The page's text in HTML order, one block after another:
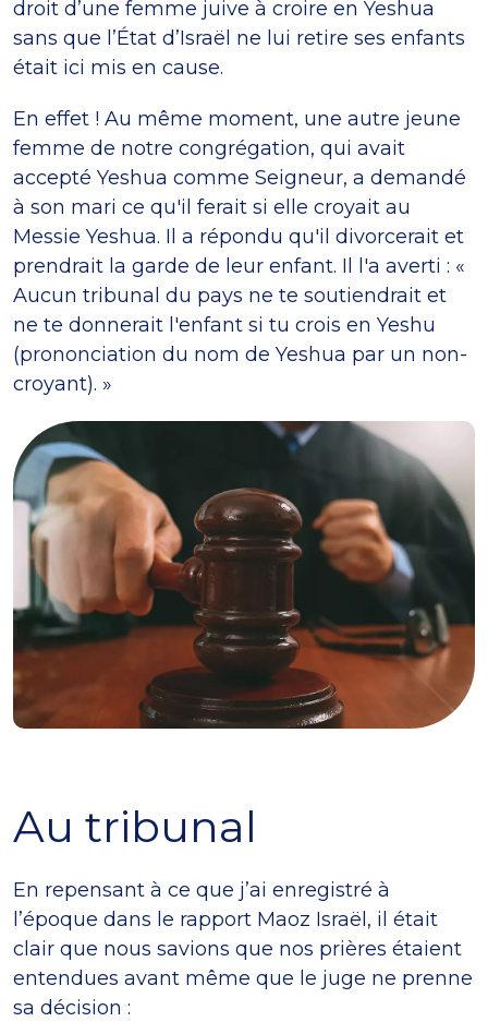
droit d’une femme juive à croire en Yeshua
sans que l’État d’Israël ne lui retire ses enfants
était ici mis en cause.
En effet ! Au même moment, une autre jeune
femme de notre congrégation, qui avait
accepté Yeshua comme Seigneur, a demandé
à son mari ce qu'il ferait si elle croyait au
Messie Yeshua. Il a répondu qu'il divorcerait et
prendrait la garde de leur enfant. Il l'a averti : «
Aucun tribunal du pays ne te soutiendrait et
ne te donnerait l'enfant si tu crois en Yeshu
(prononciation du nom de Yeshua par un non-
croyant). »
Au tribunal
En repensant à ce que j’ai enregistré à
l’époque dans le rapport Maoz Israël, il était
clair que nous savions que nos prières étaient
entendues avant même que le juge ne prenne
sa décision :